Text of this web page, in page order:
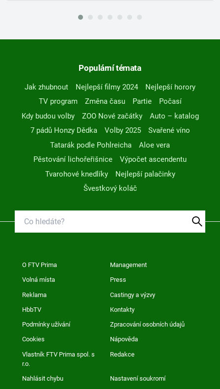
Populární témata
Jak zhubnout Nejlepší filmy 2024
Nejlepší horory
TV program
Změna času Partie
Počasí
Kdy budou volby
ZOO Nové začátky
Auto – katalog
7 pádů Honzy Dědka
Volby 2025
Svařené víno
Tatarák podle Pohlreicha
Aloe vera
Pěstování lichořeřišnice
Výpočet ascendentu
Tvarohové knedlíky
Nejlepší palačinky
Švestkový koláč
O FTV Prima Management
Volná místa Press
Reklama Castingy a výzvy
HbbTV Kontakty
Podmínky užívání Zpracování osobních údajů
Cookies Nápověda
Vlastník FTV Prima spol. s
r.o.
Redakce
Nahlásit chybu Nastavení soukromí